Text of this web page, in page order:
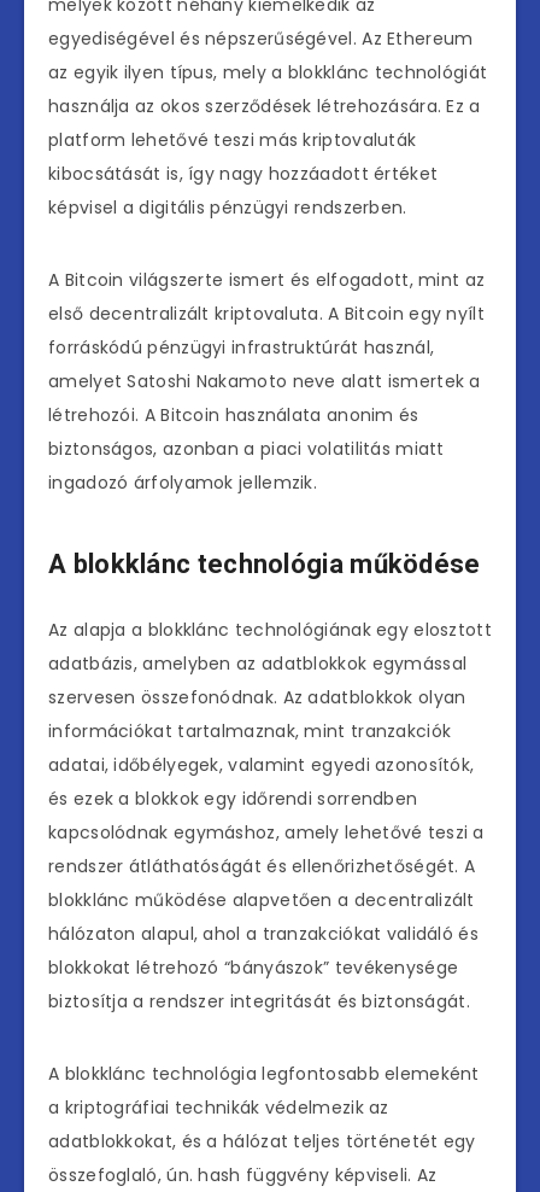
melyek között néhány kiemelkedik az
egyediségével és népszerűségével. Az Ethereum
az egyik ilyen típus, mely a blokklánc technológiát
használja az okos szerződések létrehozására. Ez a
platform lehetővé teszi más kriptovaluták
kibocsátását is, így nagy hozzáadott értéket
képvisel a digitális pénzügyi rendszerben.
A Bitcoin világszerte ismert és elfogadott, mint az
első decentralizált kriptovaluta. A Bitcoin egy nyílt
forráskódú pénzügyi infrastruktúrát használ,
amelyet Satoshi Nakamoto neve alatt ismertek a
létrehozói. A Bitcoin használata anonim és
biztonságos, azonban a piaci volatilitás miatt
ingadozó árfolyamok jellemzik.
A blokklánc technológia működése
Az alapja a blokklánc technológiának egy elosztott
adatbázis, amelyben az adatblokkok egymással
szervesen összefonódnak. Az adatblokkok olyan
információkat tartalmaznak, mint tranzakciók
adatai, időbélyegek, valamint egyedi azonosítók,
és ezek a blokkok egy időrendi sorrendben
kapcsolódnak egymáshoz, amely lehetővé teszi a
rendszer átláthatóságát és ellenőrizhetőségét. A
blokklánc működése alapvetően a decentralizált
hálózaton alapul, ahol a tranzakciókat validáló és
blokkokat létrehozó “bányászok” tevékenysége
biztosítja a rendszer integritását és biztonságát.
A blokklánc technológia legfontosabb elemeként
a kriptográfiai technikák védelmezik az
adatblokkokat, és a hálózat teljes történetét egy
összefoglaló, ún. hash függvény képviseli. Az